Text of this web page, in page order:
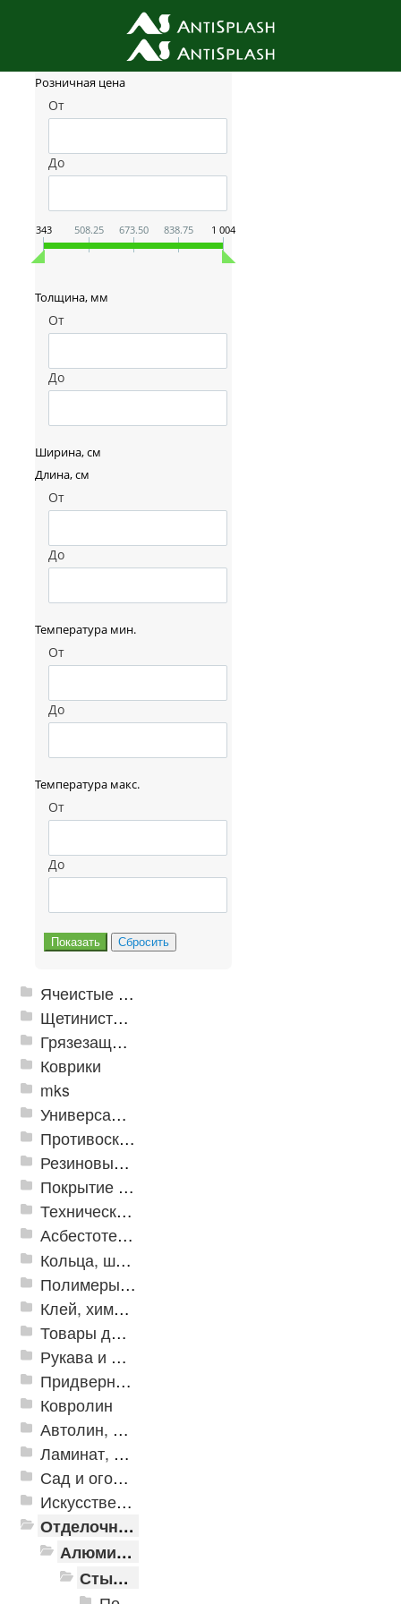
Фильтр товаров
Розничная цена
От
До
343 508.25 673.50 838.75 1 004
Толщина, мм
От
До
Ширина, см
Длина, см
От
До
Температура мин.
От
До
Температура макс.
От
До
Ячеистые грязезащитные покрытия
Щетинистые покрытия
Грязезащитные, влаговпитывающие покрытия
Коврики
mks
Универсальные модульные покрытия
Противоскользящая защита для лестниц, профили, ленты
Резиновые и ПВХ дорожки
Покрытие из резиновой крошки
Техническая резина
Асбестотехнические и теплоизоляционные материалы
Кольца, шайбы, манжеты
Полимеры и пластики
Клей, химия, сопутствующие товары
Товары для дома
Рукава и шланги промышленные
Придверные решетки
Ковролин
Автолин, Транслин, Линолеум
Ламинат, Кварцвиниловая плитка SPC
Сад и огород
Искусственная трава
Отделочные профили
Алюминиевые пороги
Стыкоперекрывающие алюминиевые пороги